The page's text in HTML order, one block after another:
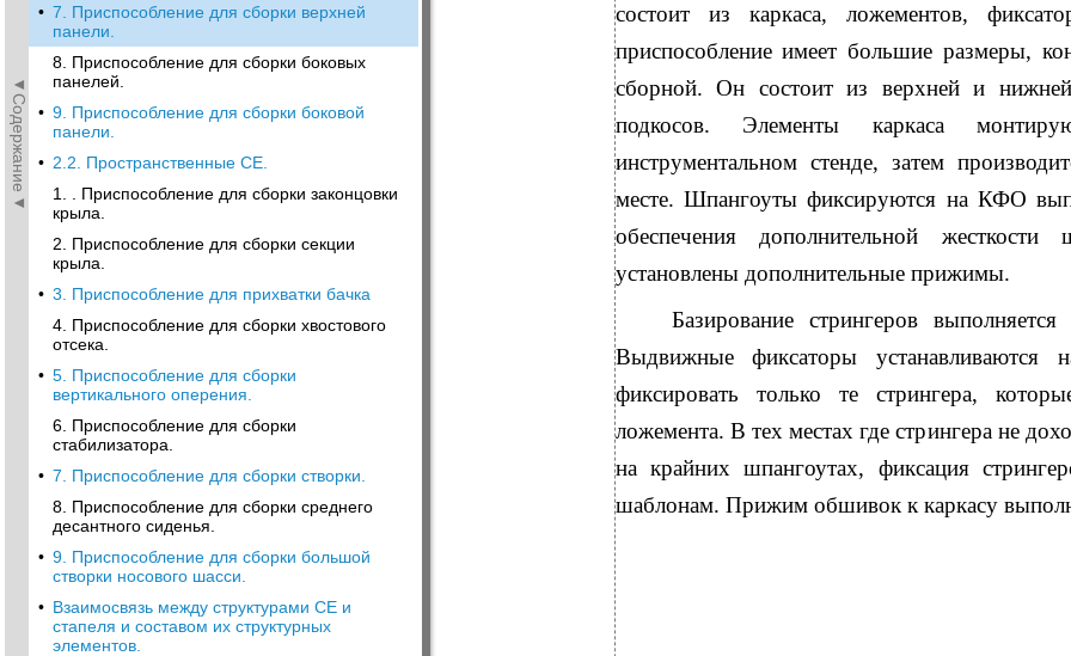
◄Содержание◄
• 7. Приспособление для сборки верхней
панели.
8. Приспособление для сборки боковых
панелей.
• 9. Приспособление для сборки боковой
панели.
• 2.2. Пространственные СЕ.
1. . Приспособление для сборки законцовки
крыла.
2. Приспособление для сборки секции
крыла.
• 3. Приспособление для прихватки бачка
4. Приспособление для сборки хвостового
отсека.
• 5. Приспособление для сборки
вертикального оперения.
6. Приспособление для сборки
стабилизатора.
• 7. Приспособление для сборки створки.
8. Приспособление для сборки среднего
десантного сиденья.
• 9. Приспособление для сборки большой
створки носового шасси.
• Взаимосвязь между структурами СЕ и
стапеля и составом их структурных
элементов.
состоит из каркаса, ложементов,
приспособление имеет большие размеры,
сборной. Он состоит из верхней и
подкосов. Элементы каркаса
инструментальном стенде, затем
месте. Шпангоуты фиксируются на КФО
обеспечения дополнительной
установлены дополнительные прижимы.
Базирование стрингеров
Выдвижные фиксаторы устанавливаются
фиксировать только те стрингера,
ложемента. В тех местах где стрингера не
на крайних шпангоутах, фиксация
шаблонам. Прижим обшивок к каркасу